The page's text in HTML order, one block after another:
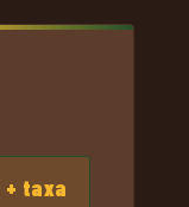
+ taxa